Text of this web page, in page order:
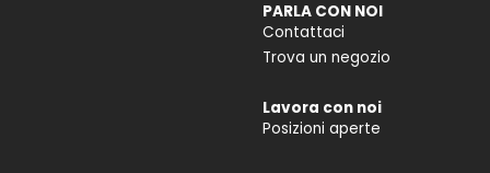
PARLA CON NOI
Contattaci
Trova un negozio
Lavora con noi
Posizioni aperte